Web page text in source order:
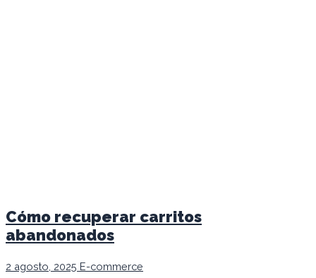
Cómo recuperar carritos
abandonados
2 agosto, 2025 E-commerce